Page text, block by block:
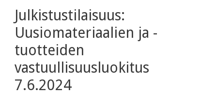
Julkistustilaisuus:
Uusiomateriaalien ja -
tuotteiden
vastuullisuusluokitus
7.6.2024